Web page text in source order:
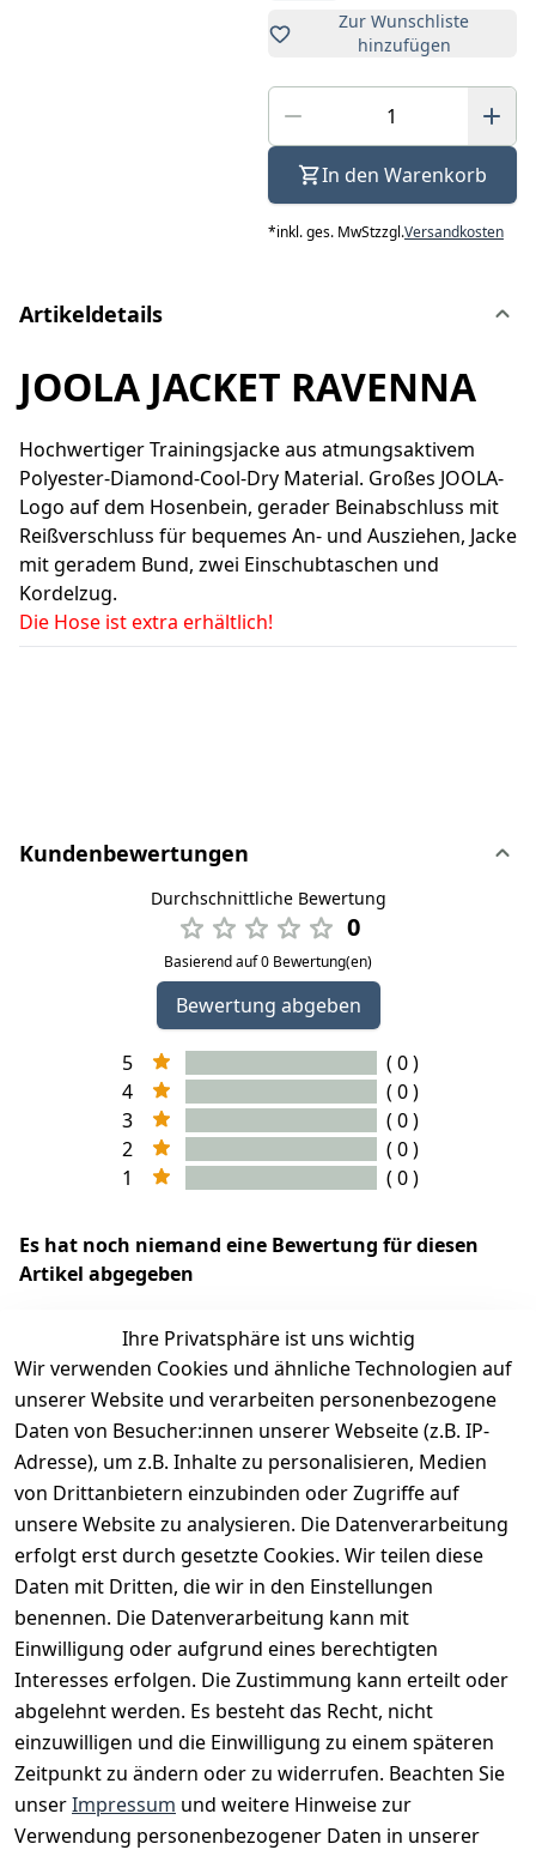
Zur Wunschliste
hinzufügen
In den Warenkorb
*inkl. ges. MwStzzgl.Versandkosten
Artikeldetails
JOOLA JACKET RAVENNA
Hochwertiger Trainingsjacke aus atmungsaktivem
Polyester-Diamond-Cool-Dry Material. Großes JOOLA-
Logo auf dem Hosenbein, gerader Beinabschluss mit
Reißverschluss für bequemes An- und Ausziehen, Jacke
mit geradem Bund, zwei Einschubtaschen und
Kordelzug.
Die Hose ist extra erhältlich!
Kundenbewertungen
Durchschnittliche Bewertung
0
Basierend auf 0 Bewertung(en)
Bewertung abgeben
5
( 0 )
4
( 0 )
3
( 0 )
2
( 0 )
1
( 0 )
Es hat noch niemand eine Bewertung für diesen
Artikel abgegeben
EU-Verantwortliche Person - klicken Sie für Details
Ihre Privatsphäre ist uns wichtig
Wir verwenden Cookies und ähnliche Technologien auf
unserer Website und verarbeiten personenbezogene
Daten von Besucher:innen unserer Webseite (z.B. IP-
Adresse), um z.B. Inhalte zu personalisieren, Medien
von Drittanbietern einzubinden oder Zugriffe auf
unsere Website zu analysieren. Die Datenverarbeitung
erfolgt erst durch gesetzte Cookies. Wir teilen diese
Daten mit Dritten, die wir in den Einstellungen
benennen. Die Datenverarbeitung kann mit
Einwilligung oder aufgrund eines berechtigten
Interesses erfolgen. Die Zustimmung kann erteilt oder
abgelehnt werden. Es besteht das Recht, nicht
einzuwilligen und die Einwilligung zu einem späteren
Zeitpunkt zu ändern oder zu widerrufen. Beachten Sie
unserImpressum und weitere Hinweise zur
Verwendung personenbezogener Daten in unserer
Rechtliches
AGB
Impressum
Datenschutze
rklärung
Services
Kontakt
Registrieren
Katalog
Zahlungsm
öglichkeite
n
Vorkasse
PayPal
Versanddie
nstleister
Post